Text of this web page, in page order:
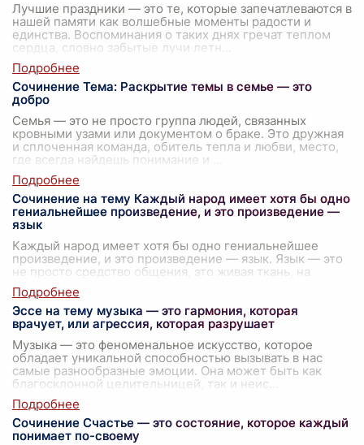
Лучшие праздники — это те, которые запечатлеваются в
нашей памяти как волшебные моменты радости и
единства. Воспоминания о таких днях гречат теплом
сердца, словно забытые лучи летн
Сочинение Тема: Раскрытие темы в семье — это
добро
Семья — это не просто группа людей, связанных
кровными узами или документом о браке. Это дружная
и сплоченная команда, обитель тепла и любви, место,
где всегда найдешь понимание и
Сочинение на тему Каждый народ имеет хотя бы одно
гениальнейшее произведение, и это произведение —
язык
Каждый народ имеет хотя бы одно гениальнейшее
произведение, и это произведение — язык. Язык — это
не просто средство общения, это живая ткань, на
которой вышиты все самые сокровенн
Эссе на тему музыка — это гармония, которая
врачует, или агрессия, которая разрушает
Музыка — это феноменальное искусство, которое
обладает уникальной способностью вызывать в нас
самые разнообразные эмоции. Она может быть как
благосклонной целительницей, так и неис
Сочинение Счастье — это состояние, которое каждый
понимает по-своему